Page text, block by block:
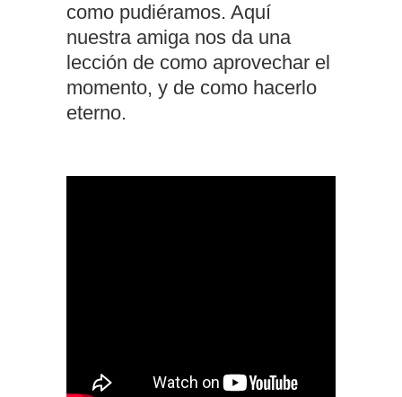
como pudiéramos. Aquí
nuestra amiga nos da una
lección de como aprovechar el
momento, y de como hacerlo
eterno.